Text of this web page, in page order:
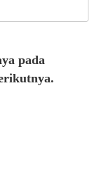
pada